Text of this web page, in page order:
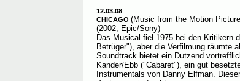
12.03.08
CHICAGO (Music from the Motion
(2002, Epic/Sony)
Das Musical fiel 1975 bei den Kritikern
Betrüger"), aber die Verfilmung räumte
Soundtrack bietet ein Dutzend
Kander/Ebb ("Cabaret"), ein gut
Instrumentals von Danny Elfman.